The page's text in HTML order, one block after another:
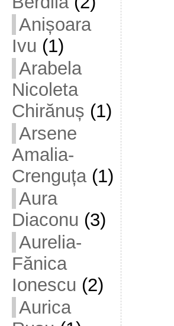
Anișoara
Ivu (1)
Arabela
Nicoleta
Chirănuș (1)
Arsene
Amalia-
Crenguța(1)
Aura
Diaconu (3)
Aurelia-
Fănica
Ionescu (2)
Aurica